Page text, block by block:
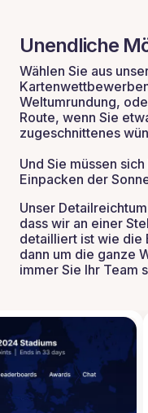
Unendliche
Wählen Sie aus
Weltumrundung,
Route, wenn Sie
zugeschnittenes
Und Sie müssen
Einpacken der
Unser
dass wir an einer
detailliert ist wie die
dann um die ganze
immer Sie Ihr Team